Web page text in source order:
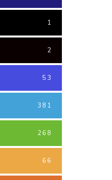
1
2
53
381
268
66